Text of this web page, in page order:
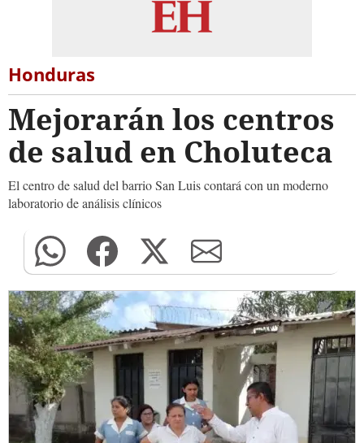
Honduras
Mejorarán los centros
de salud en Choluteca
El centro de salud del barrio San Luis contará con un moderno
laboratorio de análisis clínicos